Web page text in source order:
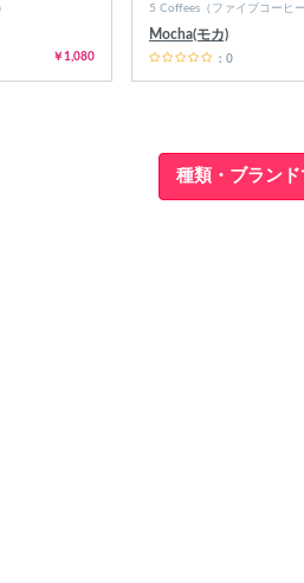
￥1,080
5 Coffees（ファイブコーヒー
Mocha(モカ)
：0
種類・ブラン
定したら、下の検索ボタンを押してくだ
しの商品が見つからない場合データベー
商品がまだ登録されていない可能性があ